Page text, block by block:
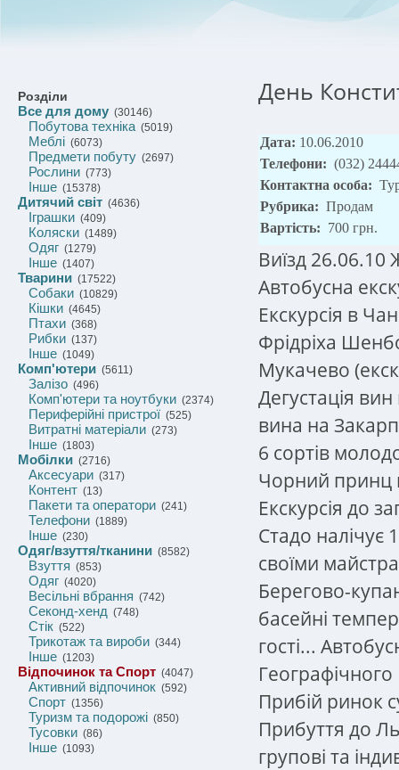
Розділи
Все для дому (30146)
Побутова техніка(5019)
Меблі (6073)
Предмети побуту (2697)
Рослини (773)
Інше (15378)
Дитячий світ (4636)
Іграшки (409)
Коляски (1489)
Одяг (1279)
Інше (1407)
Тварини (17522)
Собаки (10829)
Кішки (4645)
Птахи (368)
Рибки (137)
Інше (1049)
Комп'ютери (5611)
Залізо (496)
Комп'ютери та ноутбуки (2374)
Периферійні пристрої (525)
Витратні матеріали (273)
Інше (1803)
Мобілки (2716)
Аксесуари (317)
Контент (13)
Пакети та оператори (241)
Телефони (1889)
Інше (230)
Одяг/взуття/тканини (8582)
Взуття (853)
Одяг (4020)
Весільні вбрання (742)
Секонд-хенд (748)
Стік (522)
Трикотаж та вироби (344)
Інше (1203)
Відпочинок та Спорт (4047)
Активний відпочинок (592)
Спорт (1356)
Туризм та подорожі (850)
Тусовки (86)
Інше (1093)
День
Дата: 10.06.2010
Телефони: (032)
Контактна особа:
Рубрика: Продам
Вартість: 700 грн.
Виїзд 26.06.10
Автобусна
Екскурсія в
Фрідріха
Мукачево
Дегустація
вина на
6 сортів
Чорний принц
Екскурсія до
Стадо налічує
своїми
Берегово-
басейні
гості...
Прибій ринок
Прибуття до
групові та